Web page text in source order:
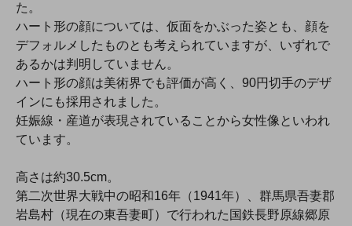
た。
ハート形の顔については、仮面をかぶった姿とも、顔を
デフォルメしたものとも考えられていますが、いずれで
あるかは判明していません。
ハート形の顔は美術界でも評価が高く、90円切手のデザ
インにも採用されました。
妊娠線・産道が表現されていることから女性像といわれ
ています。
高さは約30.5cm。
第二次世界大戦中の昭和16年（1941年）、群馬県吾妻郡
岩島村（現在の東吾妻町）で行われた国鉄長野原線郷原